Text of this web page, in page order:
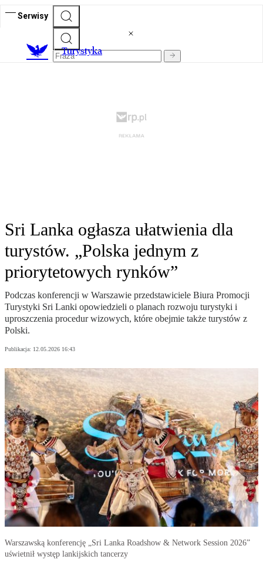
Serwisy
Turystyka
Sri Lanka ogłasza ułatwienia dla
turystów. „Polska jednym z
priorytetowych rynków”
Podczas konferencji w Warszawie przedstawiciele Biura Promocji
Turystyki Sri Lanki opowiedzieli o planach rozwoju turystyki i
uproszczenia procedur wizowych, które obejmie także turystów z
Polski.
Publikacja: 12.05.2026 16:43
Warszawską konferencję „Sri Lanka Roadshow & Network Session 2026”
uświetnił występ lankijskich tancerzy